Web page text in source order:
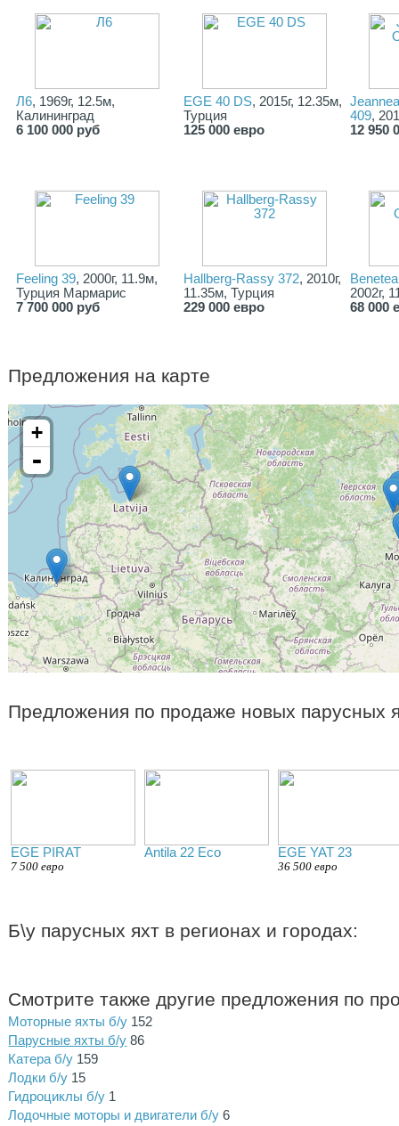
Л6, 1969г, 12.5м,
Калининград
6 100 000 руб
EGE 40 DS, 2015г, 12.35м,
Турция
125 000 евро
409,
12 950
Feeling 39, 2000г, 11.9м,
Турция Мармарис
7 700 000 руб
Hallberg-Rassy 372, 2010г,
11.35м, Турция
229 000 евро
2002г,
68 000
Предложения на карте
+
-
Предложения по продаже новых парусных
EGE PIRAT
7 500 евро
Antila 22 Eco EGE YAT 23
36 500 евро
Б\у парусных яхт в регионах и городах:
Смотрите также другие предложения по
Моторные яхты б/у 152
Парусные яхты б/у 86
Катера б/у 159
Лодки б/у 15
Гидроциклы б/у 1
Лодочные моторы и двигатели б/у 6